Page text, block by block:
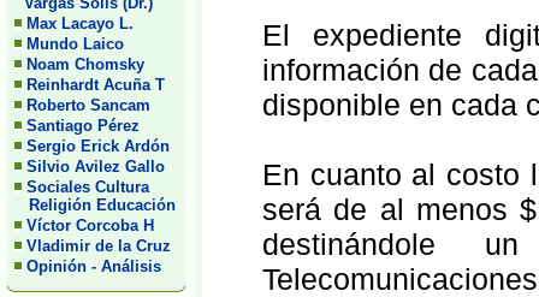
Max Lacayo L.
Mundo Laico
Noam Chomsky
Reinhardt Acuña T
Roberto Sancam
Santiago Pérez
Sergio Erick Ardón
Silvio Avilez Gallo
Sociales Cultura
Religión Educación
Víctor Corcoba H
Vladimir de la Cruz
Opinión - Análisis
El expediente
información de
disponible en cada
En cuanto al costo
será de al menos
destinándole